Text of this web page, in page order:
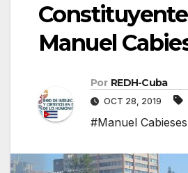
Manuel
Por REDH-Cuba
OCT 28, 2019
#Manuel